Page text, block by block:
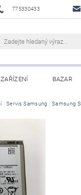
775330433
BAZAR
XIAOMI MI ECOSYSTEM
Servis Samsung Samsung